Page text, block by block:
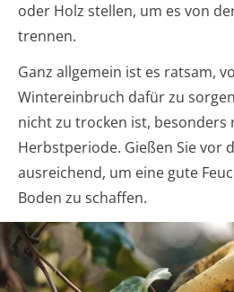
oder Holz stellen, um es von
trennen.
Ganz allgemein ist es ratsam,
Wintereinbruch dafür zu
nicht zu trocken ist, besonders
Herbstperiode. Gießen Sie vor
ausreichend, um eine gute
Boden zu schaffen.